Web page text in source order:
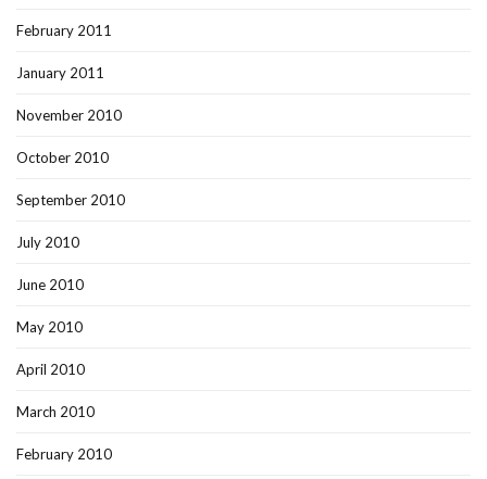
February 2011
January 2011
November 2010
October 2010
September 2010
July 2010
June 2010
May 2010
April 2010
March 2010
February 2010